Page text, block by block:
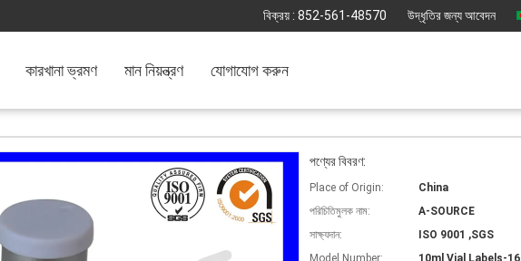
বিক্রয় : 852-561-48570 উদ্ধৃতির জন্য আবেদন
কারখানা ভ্রমণ মান নিয়ন্ত্রণ যোগাযোগ করুন
পণ্যের বিবরণ:
Place of Origin:
China
পরিচিতিমুলক নাম:
A-SOURCE
সাক্ষ্যদান:
ISO 9001 ,SGS
Model Number:
10ml Vial Labels-16